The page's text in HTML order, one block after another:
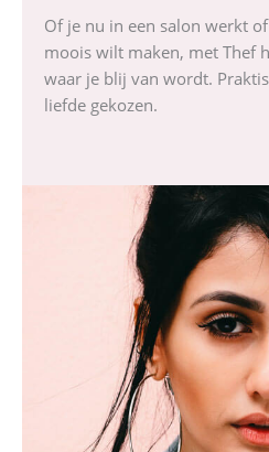
Of je nu in een salon werkt
moois wilt maken, met Thef
waar je blij van wordt.
liefde gekozen.